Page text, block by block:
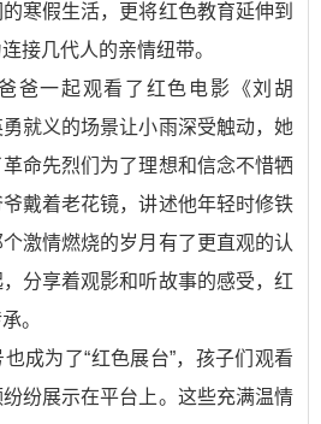
寒假生活，更将红色教育延伸到
接几代人的亲情纽带。
爸一起观看了红色电影《刘胡
就义的场景让小雨深受触动，她
命先烈们为了理想和信念不惜牺
戴着老花镜，讲述他年轻时修铁
激情燃烧的岁月有了更直观的认
分享着观影和听故事的感受，红
。
成为了“红色展台”，孩子们观看
纷展示在平台上。这些充满温情